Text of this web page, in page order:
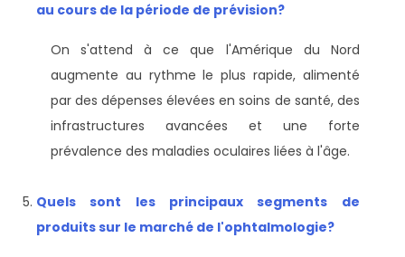
au cours de la période de prévision?
On s'attend à ce que l'Amérique du Nord
augmente au rythme le plus rapide, alimenté
par des dépenses élevées en soins de santé, des
infrastructures avancées et une forte
prévalence des maladies oculaires liées à l'âge.
Quels sont les principaux segments de
produits sur le marché de l'ophtalmologie?